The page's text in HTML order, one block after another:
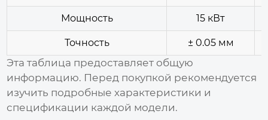
Мощность 15 кВт
Точность ± 0.05 мм
Эта таблица предоставляет общую
информацию. Перед покупкой рекомендуется
изучить подробные характеристики и
спецификации каждой модели.